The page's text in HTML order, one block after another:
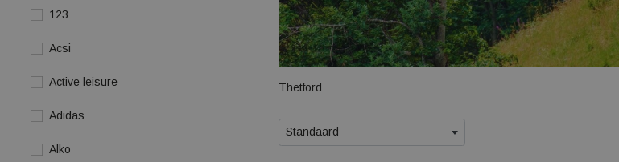
123
Acsi
Active leisure
Adidas
Alko
Thetford
Standaard